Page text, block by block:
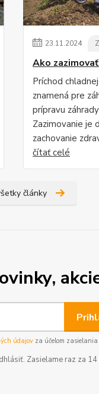
23.11.2024
Ako
Príchod
znamená pre
prípravu
Zazimovanie je
zachovanie
čítať celé
články
údajovza účelom zasielania
Zasielame raz za 14